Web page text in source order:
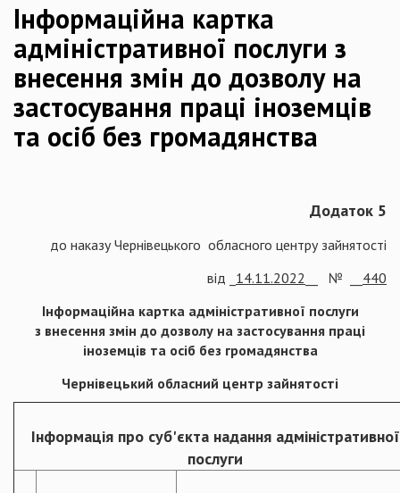
Інформаційна картка
адміністративної послуги з
внесення змін до дозволу на
застосування праці іноземців
та осіб без громадянства
Додаток 5
до наказу Чернівецького обласного центру зайнятості
від _ 14.11.2022 __ № __ 440
Інформаційна картка адміністративної послуги
з внесення змін до дозволу на застосування праці
іноземців та осіб без громадянства
Чернівецький обласний центр зайнятості
Інформація про суб'єкта надання адміністративної
послуги